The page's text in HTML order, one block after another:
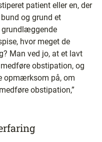
patient eller en, der
og grund et
grundlæggende
hvor meget de
Man ved jo, at et lavt
obstipation, og
opmærksom på, om
obstipation,”